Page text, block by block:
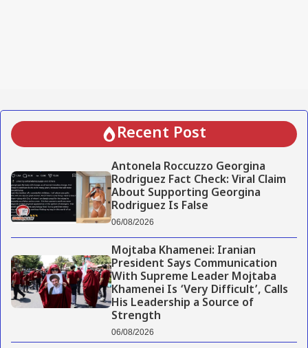
Recent Post
Antonela Roccuzzo Georgina
Rodriguez Fact Check: Viral Claim
About Supporting Georgina
Rodriguez Is False
06/08/2026
Mojtaba Khamenei: Iranian
President Says Communication
With Supreme Leader Mojtaba
Khamenei Is ‘Very Difficult’, Calls
His Leadership a Source of
Strength
06/08/2026